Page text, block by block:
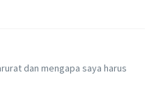
dan mengapa saya harus